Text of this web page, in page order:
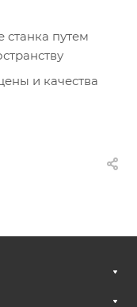
путем
и качества